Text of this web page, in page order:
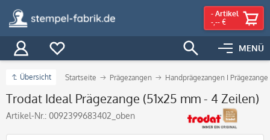
MENÜ
- Artikel
-,-- €
Übersicht Startseite Prägezangen Handprägezangen I Prägezange
Trodat Ideal Prägezange (51x25 mm - 4 Zeilen)
Artikel-Nr.: 0092399683402_oben